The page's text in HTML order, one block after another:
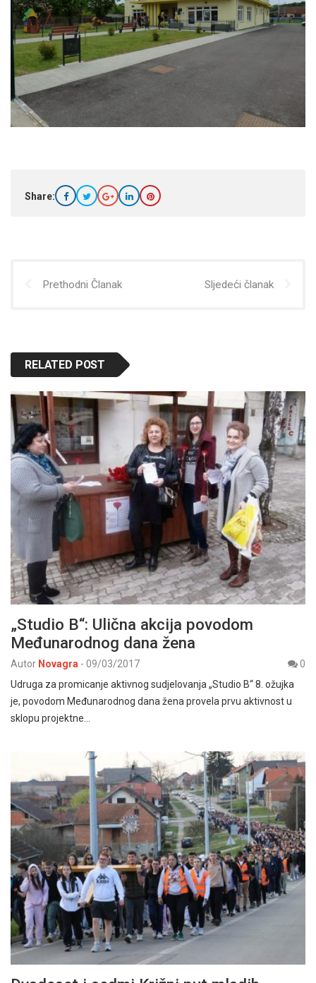
Share:
Prethodni Članak Sljedeći članak
RELATED POST
„Studio B“: Ulična akcija povodom
Međunarodnog dana žena
Autor Novagra - 09/03/2017
0
Udruga za promicanje aktivnog sudjelovanja „Studio B“ 8. ožujka
je, povodom Međunarodnog dana žena provela prvu aktivnost u
sklopu projektne…